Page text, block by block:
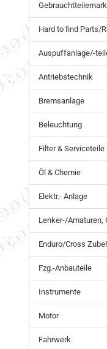
Hard to find Parts/
Auspuffanlage/-
Antriebstechnik
Bremsanlage
Beleuchtung
Filter & Serviceteile
Öl & Chemie
Elektr.- Anlage
Lenker-/Amaturen,
Enduro/Cross
Fzg.-Anbauteile
Instrumente
Motor
Fahrwerk